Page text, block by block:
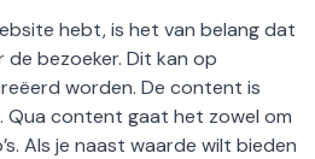
hebt, is het van belang dat
bezoeker. Dit kan op
worden. De content is
Qua content gaat het zowel om
Als je naast waarde wilt bieden